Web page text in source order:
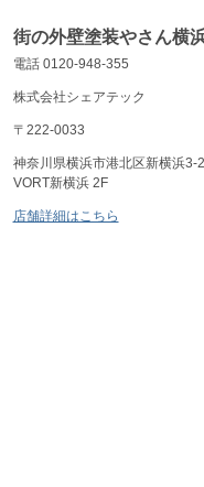
街の外壁塗装やさん横
電話 0120-948-355
株式会社シェアテック
〒222-0033
神奈川県横浜市港北区新横浜3-
VORT新横浜 2F
店舗詳細はこちら